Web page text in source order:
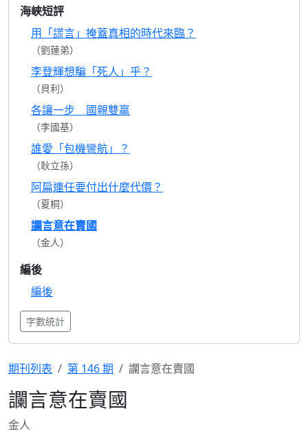
海峽短評
用「謊言」掩蓋真相的時代來臨？
（劉蓮弟）
李登輝想騙「死人」乎？
（貝利）
各讓一步 國親雙贏
（李國基）
誰愛「包機彎航」？
（耿立孫）
阿扁連任要付出什麼代價？
（夏桐）
讕言意在賣國
（金人）
編後
編後
字數統計
期刊列表 第 146 期 讕言意在賣國
讕言意在賣國
金人